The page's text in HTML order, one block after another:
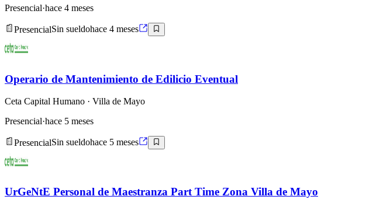
Presencial·hace 4 meses
PresencialSin sueldohace 4 meses
Operario de Mantenimiento de Edilicio Eventual
Ceta Capital Humano · Villa de Mayo
Presencial·hace 5 meses
PresencialSin sueldohace 5 meses
UrGeNtE Personal de Maestranza Part Time Zona Villa de Mayo